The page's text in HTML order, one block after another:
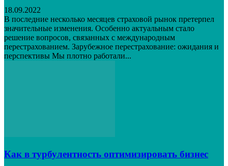
18.09.2022
В последние несколько месяцев страховой рынок претерпел
значительные изменения. Особенно актуальным стало
решение вопросов, связанных с международным
перестрахованием. Зарубежное перестрахование: ожидания и
перспективы Мы плотно работали...
Как в турбулентность оптимизировать бизнес